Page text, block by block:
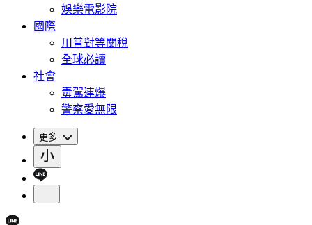
娛樂電影院
國際
川普對等關稅
全球必讀
社會
毒駕連爆
警察愛無限
更多